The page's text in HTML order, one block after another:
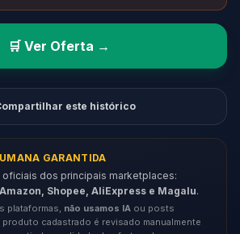
🛒 Ver Oferta →
este histórico
GARANTIDA
dos principais marketplaces:
Shopee, AliExpress e Magalu.
plataformas, não usamos IA ou posts
cadastrado é revisado manualmente